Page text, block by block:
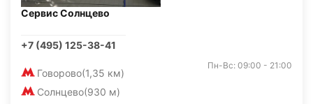
Сервис Солнцево
+7 (495) 125-38-41
Говорово(1,35 км)
Солнцево(930 м)
Пн-Вс: 09:00 - 21:00